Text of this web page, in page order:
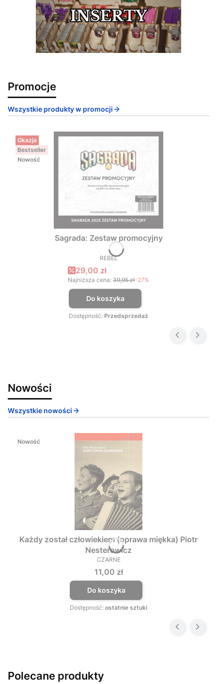
Promocje
Wszystkie produkty w promocji
Okazja
Bestseller
Nowość
Sagrada: Zestaw promocyjny
PRODUCENT
REBEL
Cena promocyjna
29,00 zł
Najniższa cena: 39,95 zł-27%
Do koszyka
Dostępność: Przedsprzedaż
Nowości
Wszystkie nowości
Nowość
Każdy został człowiekiem (oprawa miękka) Piotr
Nesterowicz
PRODUCENT
CZARNE
Cena
11,00 zł
Do koszyka
Dostępność: ostatnie sztuki
Polecane produkty